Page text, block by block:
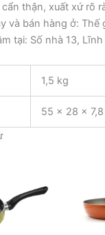
thận, xuất xứ rõ
và bán hàng ở: Thế
tại: Số nhà 13,
1,5 kg
55 × 28 ×